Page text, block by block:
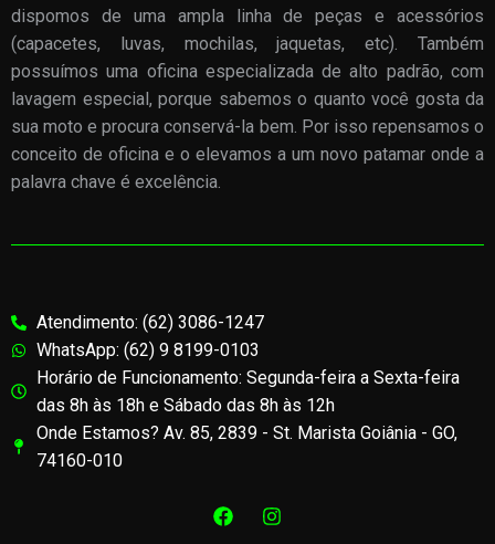
dispomos de uma ampla linha de peças e acessórios
(capacetes, luvas, mochilas, jaquetas, etc). Também
possuímos uma oficina especializada de alto padrão, com
lavagem especial, porque sabemos o quanto você gosta da
sua moto e procura conservá-la bem. Por isso repensamos o
conceito de oficina e o elevamos a um novo patamar onde a
palavra chave é excelência.
Atendimento: (62) 3086-1247
WhatsApp: (62) 9 8199-0103
Horário de Funcionamento: Segunda-feira a Sexta-feira
das 8h às 18h e Sábado das 8h às 12h
Onde Estamos? Av. 85, 2839 - St. Marista Goiânia - GO,
74160-010